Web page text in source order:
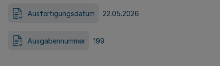
Ausfertigungsdatum 22.05.2026
Ausgabennummer 199